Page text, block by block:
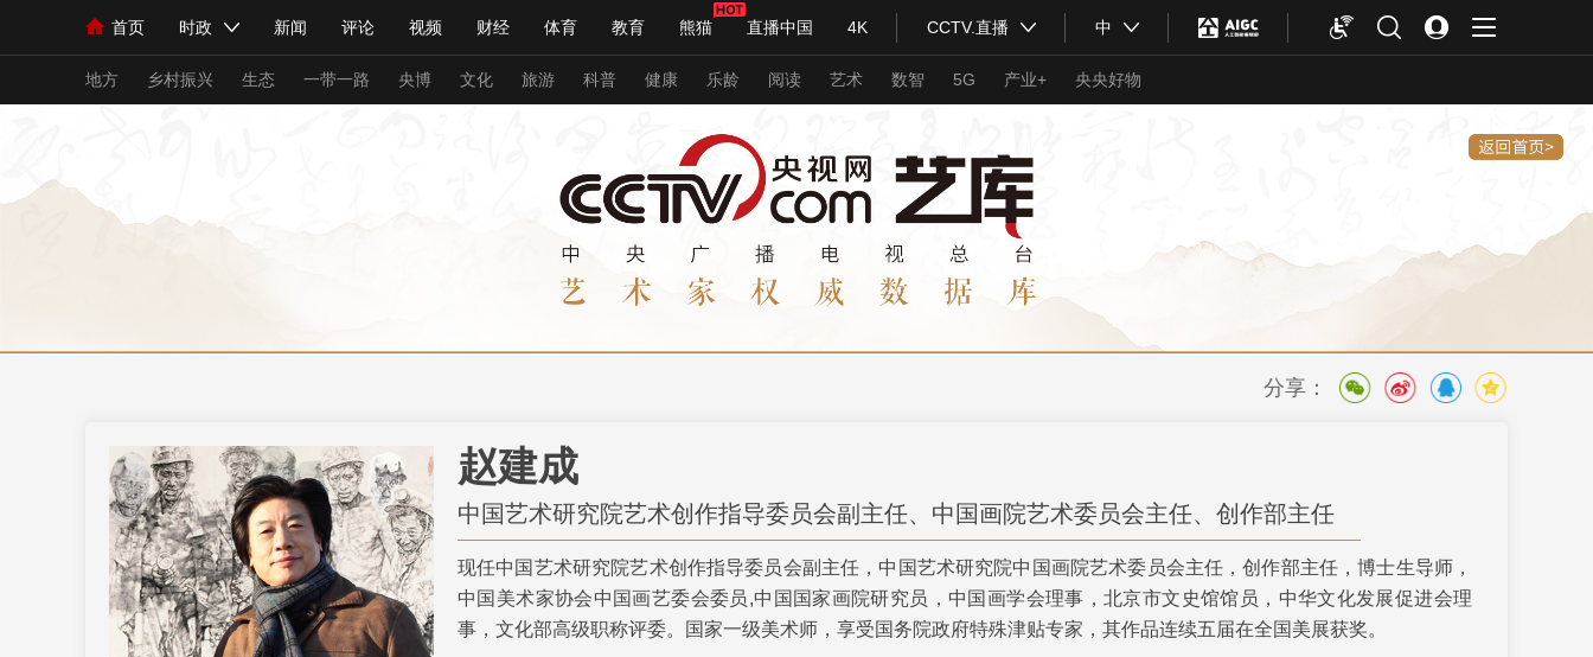
首页 时政 新闻 评论 视频 财经 体育 教育 熊猫 直播中国 4K CCTV.直播 中
人民领袖习近平 联播+ 中国领导人 央视快评 习式妙语 热解读 天天学习
直播 栏目大全 节目单 听音 微视频 主持人 下载央视影音
海外频道 iPanda English Монгол
地方 乡村振兴 生态 一带一路 央博 文化 旅游 科普 健康 乐龄 阅读 艺术 数智 5G 产业+ 央央好物
国家大剧院 大型活动
法治 文娱 人物 图片
央视快评 央视网评 光华锐评 锋面
体育 直播 竞猜 2026年世界杯 2026年冬奥会
VIP会员 CCTV奥林匹克频道 生活体育大会 体育江湖 文化体育 冰雪道路 足球道路
财经 教育 乡村振兴 生态环境 一带一路 央博 非遗 文化 旅游 科普 健康 乐龄 阅读 艺术 汽车 数智 5G 产业+
大国智造 大国展会 大国保险 云顶对话 云起 超级工厂 智敬中国 全民健康 颜选攻略 海洋 时尚 天气 才艺 网展 央央好物
分享：
赵建成
中国艺术研究院艺术创作指导委员会副主任、中国画院艺术委员会主任、创作部主任
现任中国艺术研究院艺术创作指导委员会副主任，中国艺术研究院中国画院艺术委员会主任，创作部主任，博士生导师，
中国美术家协会中国画艺委会委员,中国国家画院研究员，中国画学会理事，北京市文史馆馆员，中华文化发展促进会理
事，文化部高级职称评委。国家一级美术师，享受国务院政府特殊津贴专家，其作品连续五届在全国美展获奖。